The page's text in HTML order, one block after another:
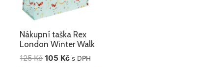
Nákupní taška Rex
London Winter Walk
125Kč 105 Kč s DPH